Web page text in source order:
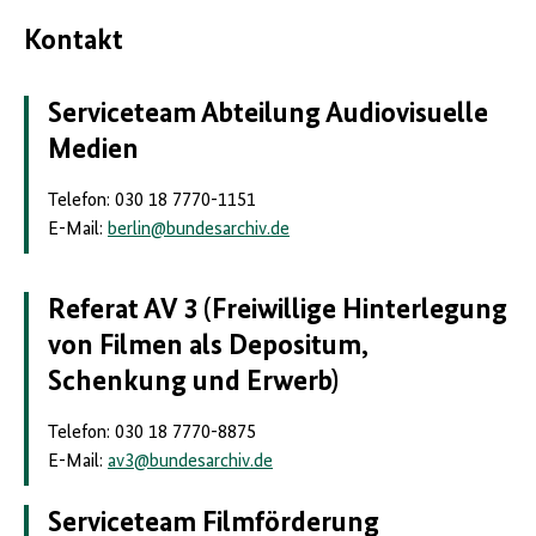
Kontakt
Serviceteam Abteilung Audiovisuelle
Medien
Telefon: 030 18 7770-1151
E-Mail: berlin@bundesarchiv.de
Referat AV 3 (Freiwillige Hinterlegung
von Filmen als Depositum,
Schenkung und Erwerb)
Telefon: 030 18 7770-8875
E-Mail: av3@bundesarchiv.de
Serviceteam Filmförderung